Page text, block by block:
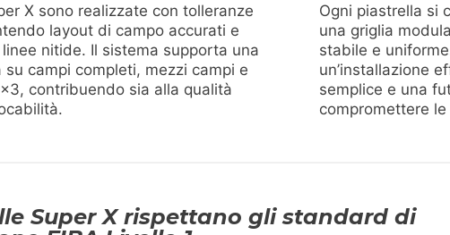
X sono realizzate con tolleranze
layout di campo accurati e
nitide. Il sistema supporta una
su campi completi, mezzi campi e
contribuendo sia alla qualità
Ogni piastrella si
una griglia
stabile e
un’installazione
semplice e una
compromettere
Super X rispettano gli standard di